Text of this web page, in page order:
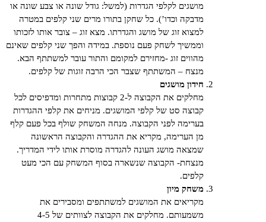
מושגים לקלפי הגדרות (למשל: גודל שונה או צבע שונה או
מדבקה וכדו’). כל שחקן בתורו מרים שני קלפים במטרה
למצוא זוג של מושג והגדרתו. מצא זוג – צובר אותו לזכותו
וממשיך לשחק פעם נוספת. במידה והפך שני קלפים שאינם
מהווים זוג -מחזירם למקומם והתור עובר למשתתף הבא.
מנצח – המשתתף שצבר הכי הרבה זוגות של קלפים.
חידון מושגים
מחלקים את הקבוצה ל-2 קבוצות מתחרות ומדפיסים לכל
קבוצה סט של קלפי המושגים. מניחים את קלפי ההגדרות
בערימה לפני הקבוצה. מנחה המשחק שולף בכל פעם קלף
מן הערימה, מקריא את ההגדרה והקבוצה הראשונה
שמצאה מושג העונה להגדרה מוסרת אותו לידי המדריך.
מנצחת- הקבוצה שנשארה בסוף המשחק עם הכי מעט
מקריאים את המושגים למשתתפים ומסבירים את
משמעותם. מחלקים את הקבוצה לצוותים של 4-5